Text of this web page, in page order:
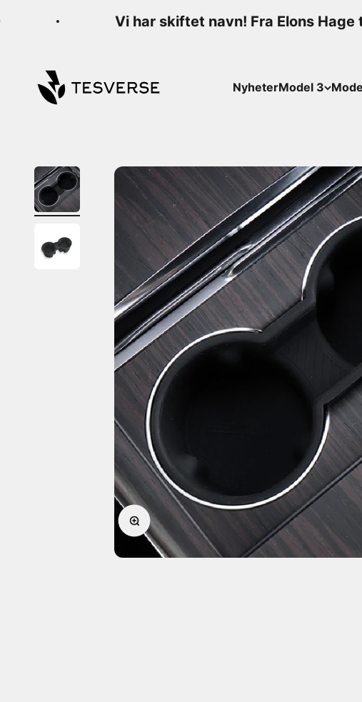
Vi har skiftet navn! Fra Elons Hage
NyheterModel 3
Tesverse
Forstørr